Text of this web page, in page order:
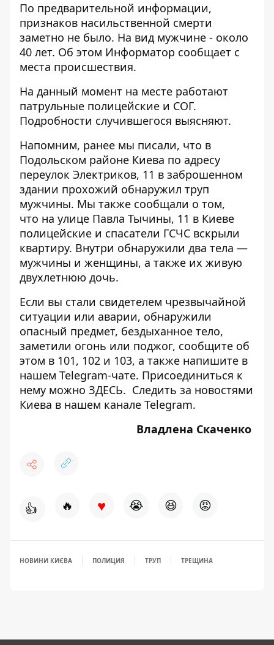
По предварительной информации,
признаков насильственной смерти
заметно не было. На вид мужчине - около
40 лет. Об этом Информатор сообщает с
места происшествия.
На данный момент на месте работают
патрульные полицейские и СОГ.
Подробности случившегося выясняют.
Напомним, ранее мы писали, что в
Подольском районе Киева по адресу
переулок Электриков, 11 в заброшенном
здании прохожий обнаружил труп
мужчины. Мы также сообщали о том,
что на улице Павла Тычины, 11 в Киеве
полицейские и спасатели ГСЧС вскрыли
квартиру. Внутри обнаружили два тела —
мужчины и женщины, а также их живую
двухлетнюю дочь.
Если вы стали свидетелем чрезвычайной
ситуации или аварии, обнаружили
опасный предмет, бездыханное тело,
заметили огонь или поджог, сообщите об
этом в 101, 102 и 103, а также напишите в
нашем Telegram-чате. Присоединиться к
нему можно ЗДЕСЬ. Следить за новостями
Киева в нашем канале Telegram.
Владлена Скаченко
👍 🔥 ♥ 😭 😆 😡
НОВИНИ КИЄВА ПОЛИЦИЯ ТРУП ТРЕЩИНА